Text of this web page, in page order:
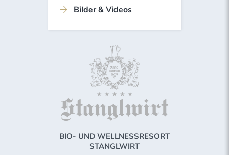
Bilder & Videos
BIO- UND WELLNESSRESORT
STANGLWIRT